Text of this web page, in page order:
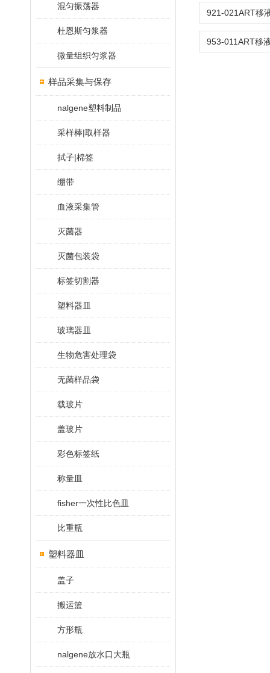
混匀振荡器
杜恩斯匀浆器
微量组织匀浆器
样品采集与保存
nalgene塑料制品
采样棒|取样器
拭子|棉签
绷带
血液采集管
灭菌器
灭菌包装袋
标签切割器
塑料器皿
玻璃器皿
生物危害处理袋
无菌样品袋
载玻片
盖玻片
彩色标签纸
称量皿
fisher一次性比色皿
比重瓶
塑料器皿
盖子
搬运篮
方形瓶
nalgene放水口大瓶